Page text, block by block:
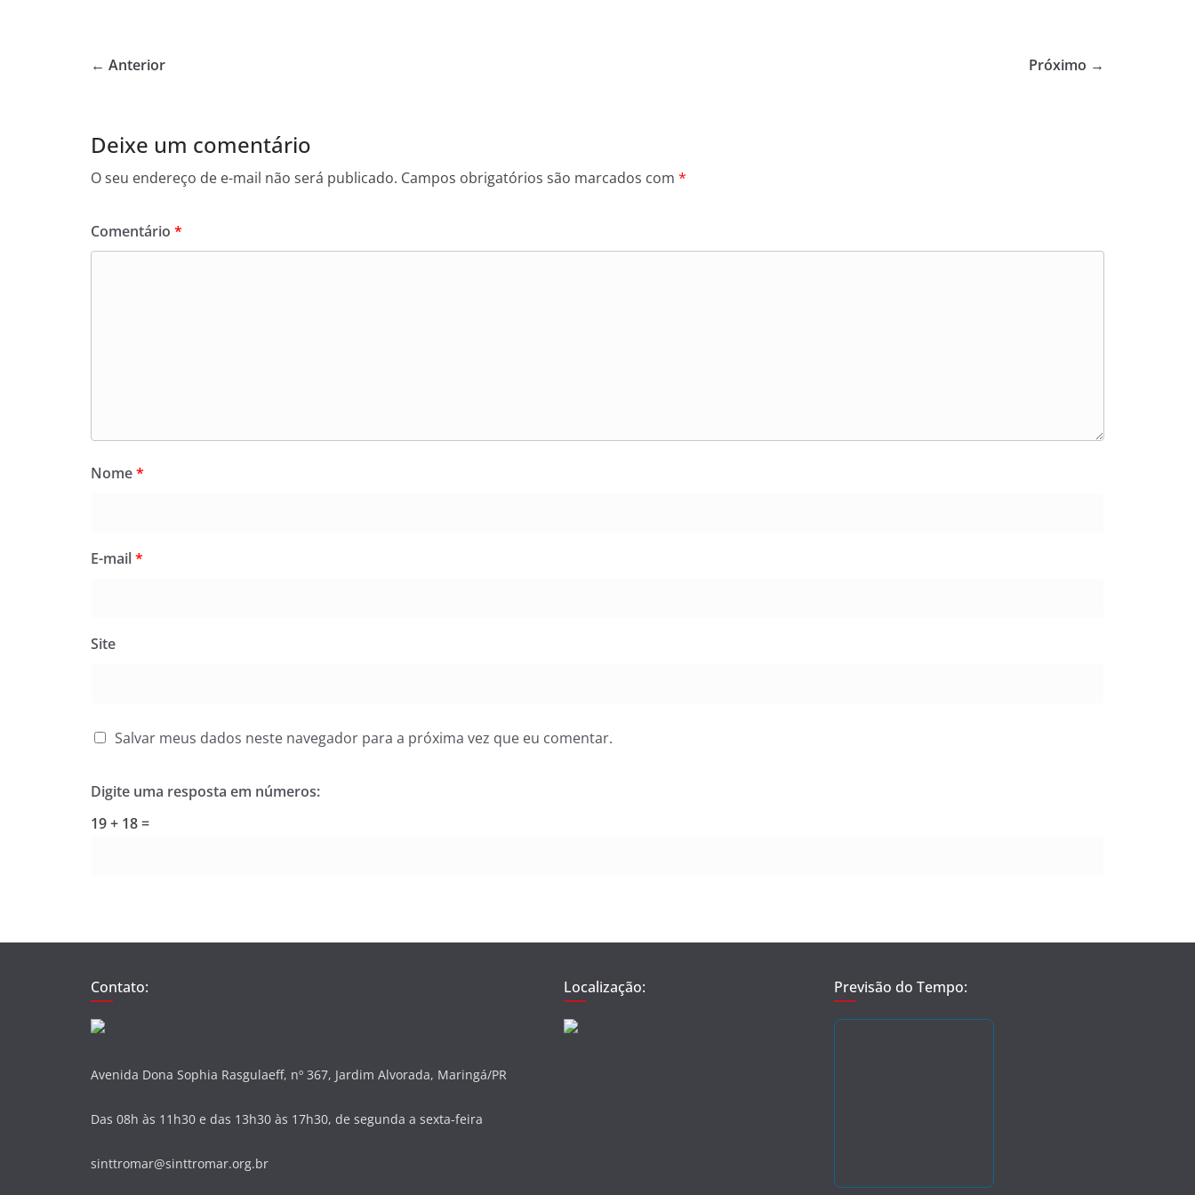
e
o
k
p
← Anterior Próximo →
Deixe um comentário
O seu endereço de e-mail não será publicado. Campos obrigatórios são marcados com *
Comentário *
Nome*
E-mail*
Site
Salvar meus dados neste navegador para a próxima vez que eu comentar.
Digite uma resposta em números:
19 + 18 =
Contato:
Avenida Dona Sophia Rasgulaeff, nº 367, Jardim Alvorada, Maringá/PR
Das 08h às 11h30 e das 13h30 às 17h30, de segunda a sexta-feira
sinttromar@sinttromar.org.br
Localização: Previsão do Tempo: